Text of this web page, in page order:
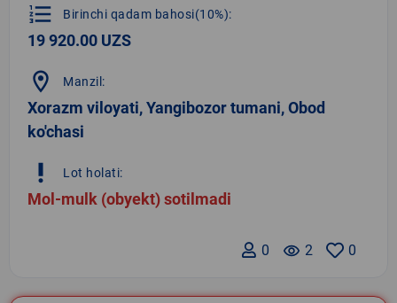
format_list_numbered Birinchi qadam bahosi(10%):
19 920.00 UZS
location_on Manzil:
Xorazm viloyati, Yangibozor tumani, Obod
ko'chasi
priority_high Lot holati:
Mol-mulk (obyekt) sotilmadi
0
remove_red_eye 2
0